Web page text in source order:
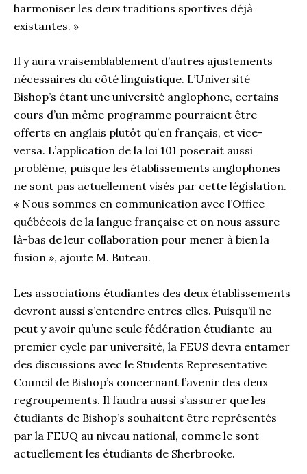
harmoniser les deux traditions sportives déjà
existantes. »
Il y aura vraisemblablement d’autres ajustements
nécessaires du côté linguistique. L’Université
Bishop’s étant une université anglophone, certains
cours d’un même programme pourraient être
offerts en anglais plutôt qu’en français, et vice-
versa. L’application de la loi 101 poserait aussi
problème, puisque les établissements anglophones
ne sont pas actuellement visés par cette législation.
« Nous sommes en communication avec l’Office
québécois de la langue française et on nous assure
là-bas de leur collaboration pour mener à bien la
fusion », ajoute M. Buteau.
Les associations étudiantes des deux établissements
devront aussi s’entendre entres elles. Puisqu’il ne
peut y avoir qu’une seule fédération étudiante au
premier cycle par université, la FEUS devra entamer
des discussions avec le Students Representative
Council de Bishop’s concernant l’avenir des deux
regroupements. Il faudra aussi s’assurer que les
étudiants de Bishop’s souhaitent être représentés
par la FEUQ au niveau national, comme le sont
actuellement les étudiants de Sherbrooke.